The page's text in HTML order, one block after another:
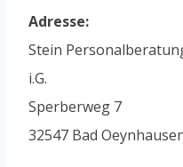
Adresse:
Stein
i.G.
Sperberweg 7
32547 Bad